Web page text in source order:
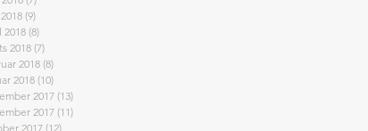
(9)
2018(8)
2018(7)
2018 (8)
2018(10)
2017 (13)
2017 (11)
2017 (12)